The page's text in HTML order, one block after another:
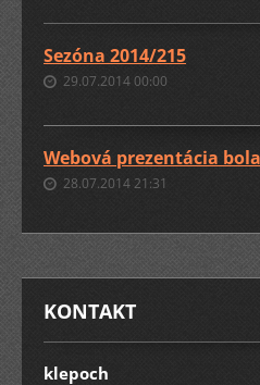
Sezóna 2014/215
29.07.2014 00:00
Webová prezentácia
28.07.2014 21:31
KONTAKT
klepoch